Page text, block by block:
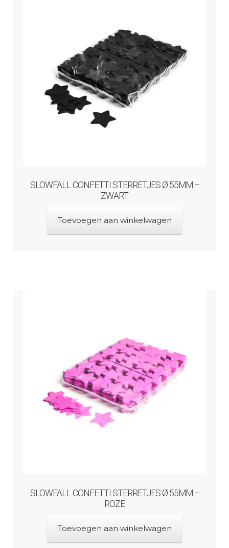
SLOWFALL CONFETTI STERRETJES Ø 55MM –
ZWART
Toevoegen aan winkelwagen
SLOWFALL CONFETTI STERRETJES Ø 55MM –
ROZE
Toevoegen aan winkelwagen